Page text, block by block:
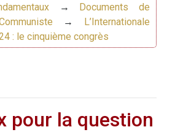
→
Documents de
→
L’Internationale
: le cinquième congrès
pour la question